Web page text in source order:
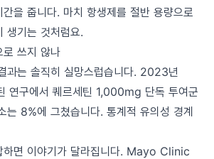
을 줍니다. 마치 항생제를 절반 용량으로
생기는 것처럼요.
로 쓰지 않나
과는 솔직히 실망스럽습니다. 2023년
연구에서 퀘르세틴 1,000mg 단독 투여군
는 8%에 그쳤습니다. 통계적 유의성 경계
하면 이야기가 달라집니다. Mayo Clinic